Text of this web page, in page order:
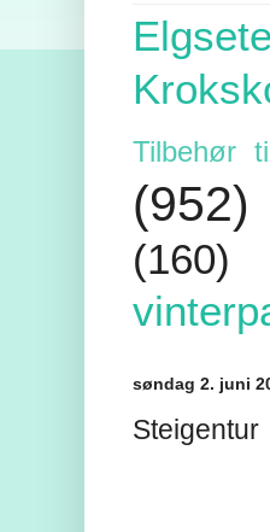
Tilbehør
(952)
(160)
søndag 2. juni
Steigentur